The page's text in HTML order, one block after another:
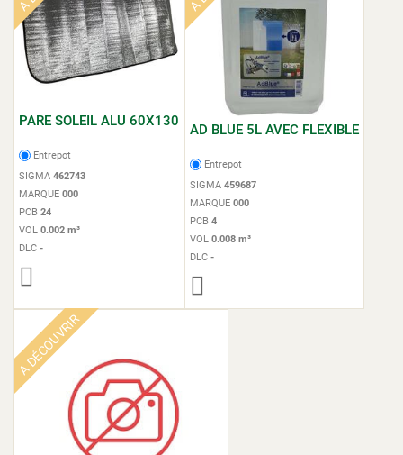
PARE SOLEIL ALU 60X130
Entrepot
SIGMA 462743
MARQUE 000
PCB 24
VOL 0.002 m³
DLC -
AD BLUE 5L AVEC FLEXIBLE
Entrepot
SIGMA 459687
MARQUE 000
PCB 4
VOL 0.008 m³
DLC -
A DÉCOUVRIR